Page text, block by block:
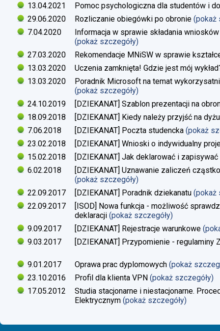
13.04.2021
Pomoc psychologiczna dla studentów i
29.06.2020
Rozliczanie obiegówki po obronie (pokaż
7.04.2020
Informacja w sprawie składania
(pokaż szczegóły)
27.03.2020
Rekomendacje MNiSW w sprawie
13.03.2020
Uczenia zamknięta! Gdzie jest mój
13.03.2020
Poradnik Microsoft na temat
(pokaż szczegóły)
24.10.2019
[DZIEKANAT] Szablon prezentacji na
18.09.2018
[DZIEKANAT] Kiedy należy przyjść na
7.06.2018
[DZIEKANAT] Poczta studencka (pokaż
23.02.2018
[DZIEKANAT] Wnioski o indywidualny
15.02.2018
[DZIEKANAT] Jak deklarować i
6.02.2018
[DZIEKANAT] Uznawanie zaliczeń
(pokaż szczegóły)
22.09.2017
[DZIEKANAT] Poradnik dziekanatu (pokaż
22.09.2017
[ISOD] Nowa funkcja - możliwość
deklaracji (pokaż szczegóły)
9.09.2017
[DZIEKANAT] Rejestracje warunkowe
9.03.2017
[DZIEKANAT] Przypomienie - regulaminy
9.01.2017 Oprawa prac dyplomowych (pokaż
23.10.2016
Profil dla klienta VPN (pokaż szczegóły)
17.05.2012
Studia stacjonarne i niestacjonarne.
Elektrycznym (pokaż szczegóły)